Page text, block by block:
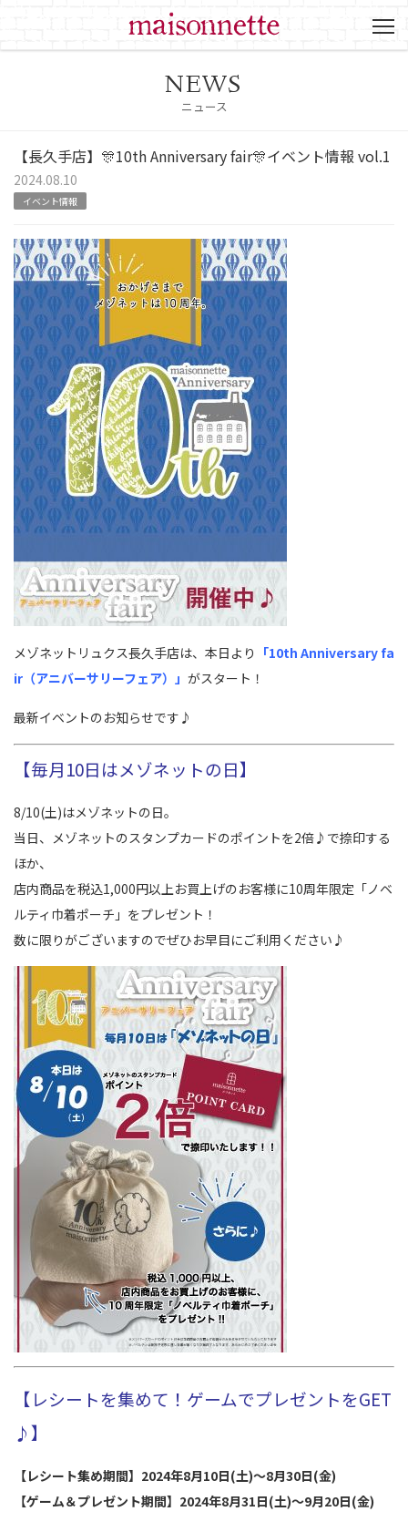
NEWS
ニュース
【長久手店】🎊10th Anniversary fair🎊イベント情報 vol.1
2024.08.10
イベント情報
メゾネットリュクス長久手店は、本日より 「10th Anniversary fa
ir（アニバーサリーフェア）」 がスタート！
最新イベントのお知らせです♪
【毎月10日はメゾネットの日】
8/10(土)はメゾネットの日。
当日、メゾネットのスタンプカードのポイントを2倍♪で捺印する
ほか、
店内商品を税込1,000円以上お買上げのお客様に10周年限定「ノベ
ルティ巾着ポーチ」をプレゼント！
数に限りがございますのでぜひお早目にご利用ください♪
【レシートを集めて！ゲームでプレゼントをGET
♪】
【レシート集め期間】2024年8月10日(土)～8月30日(金)
【ゲーム＆プレゼント期間】2024年8月31日(土)～9月20日(金)